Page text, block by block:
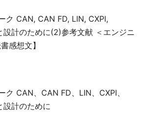
ク CAN, CAN FD, LIN, CXPI,
計のために(2)参考文献 ＜エンジニ
感想文】
ク CAN、CAN FD、LIN、CXPI、
計のために